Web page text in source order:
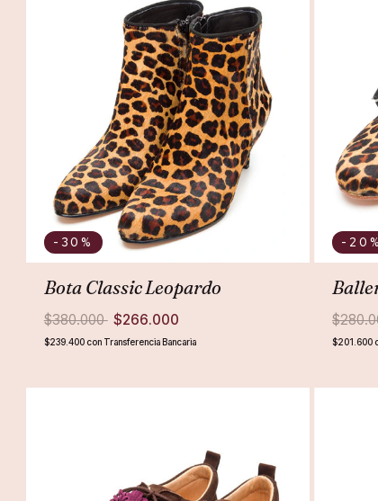
-30%
Bota Classic Leopardo
$380.000 $266.000
$239.400 con Transferencia Bancaria
-20 %
$201.600